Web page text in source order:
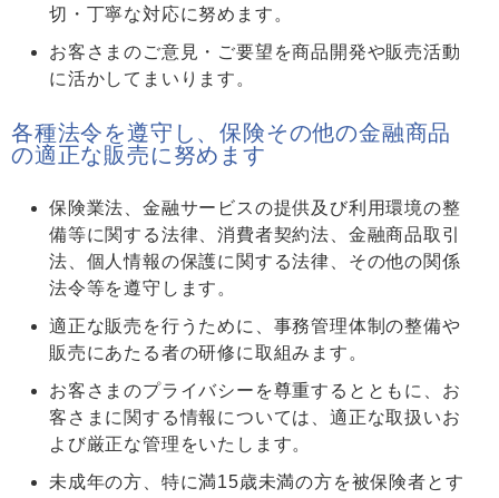
切・丁寧な対応に努めます。
お客さまのご意見・ご要望を商品開発や販売活動
に活かしてまいります。
各種法令を遵守し、保険その他の金融商品
の適正な販売に努めます
保険業法、金融サービスの提供及び利用環境の整
備等に関する法律、消費者契約法、金融商品取引
法、個人情報の保護に関する法律、その他の関係
法令等を遵守します。
適正な販売を行うために、事務管理体制の整備や
販売にあたる者の研修に取組みます。
お客さまのプライバシーを尊重するとともに、お
客さまに関する情報については、適正な取扱いお
よび厳正な管理をいたします。
未成年の方、特に満15歳未満の方を被保険者とす